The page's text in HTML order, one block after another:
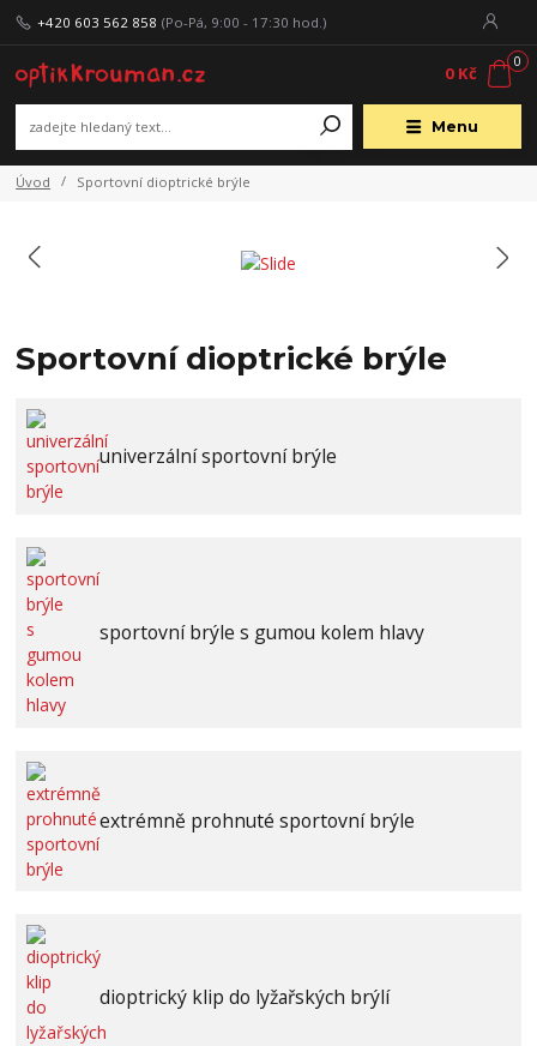
Menu
+420 603 562 858 (Po-Pá, 9:00 - 17:30 hod.)
0
0 Kč
Úvod Sportovní dioptrické brýle
Sportovní dioptrické brýle
univerzální sportovní brýle
sportovní brýle s gumou kolem hlavy
extrémně prohnuté sportovní brýle
dioptrický klip do lyžařských brýlí